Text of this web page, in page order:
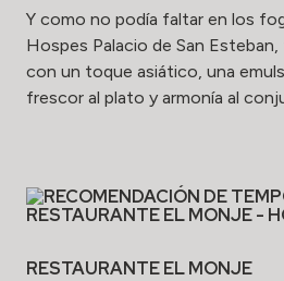
Y como no podía faltar en los
Hospes Palacio de San
con un toque asiático, una
frescor al plato y armonía al
RESTAURANTE EL MONJE